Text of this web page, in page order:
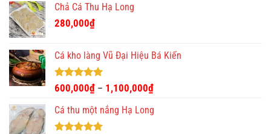
Chả Cá Thu Hạ Long
280,000₫
Cá kho làng Vũ Đại Hiệu Bá Kiến
Được xếp
hạng
4.93
5 sao
600,000₫ – 1,100,000₫
Cá thu một nắng Hạ Long